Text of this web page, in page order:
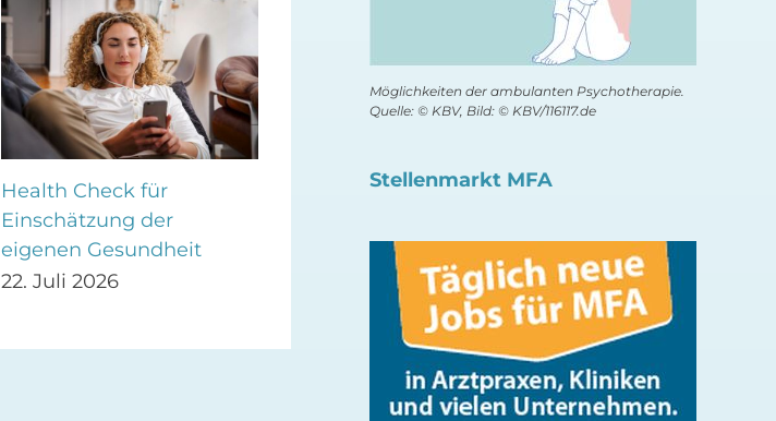
Health Check für
Einschätzung der
eigenen Gesundheit
22. Juli 2026
Welche Bedeutung
4. August 2026
ePA-App
31. Juli 2026
Möglichkeiten der ambulanten Psychotherapie.
Quelle: © KBV, Bild: © KBV/116117.de
Stellenmarkt MFA